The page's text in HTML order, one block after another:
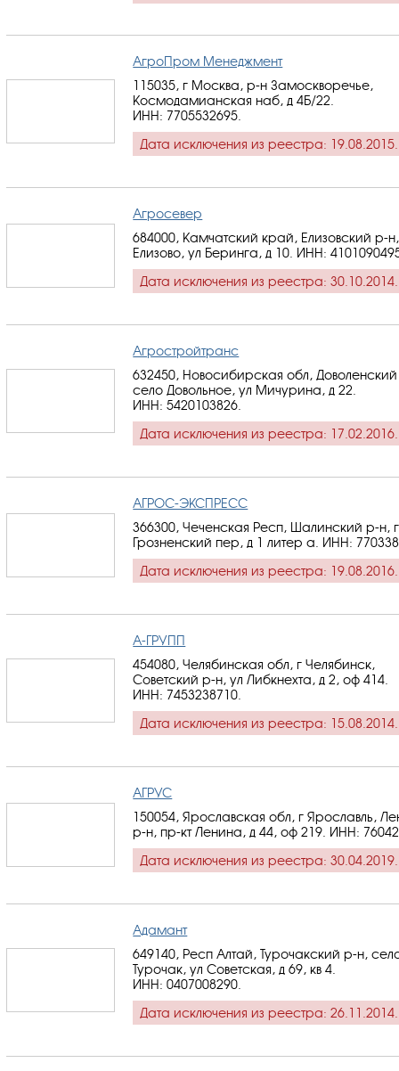
АгроПром Менеджмент
115035, г Москва, р-н Замоскворечье,
Космодамианская наб, д 4Б/22.
ИНН: 7705532695
Дата исключения из реестра: 19.08.2015.
Агросевер
684000, Камчатский край, Елизовский р-
Елизово, ул Беринга, д 10. ИНН:
Дата исключения из реестра: 30.10.2014.
Агростройтранс
632450, Новосибирская обл,
село Довольное, ул Мичурина, д 22.
ИНН: 5420103826
Дата исключения из реестра: 17.02.2016.
АГРОС-ЭКСПРЕСС
366300, Чеченская Респ, Шалинский р-н,
Грозненский пер, д 1 литер а. ИНН:
Дата исключения из реестра: 19.08.2016.
А-ГРУПП
454080, Челябинская обл, г Челябинск,
Советский р-н, ул Либкнехта, д 2, оф 414.
ИНН: 7453238710
Дата исключения из реестра: 15.08.2014.
АГРУС
150054, Ярославская обл, г Ярославль,
р-н, пр-кт Ленина, д 44, оф 219. ИНН:
Дата исключения из реестра: 30.04.2019.
Адамант
649140, Респ Алтай, Турочакский р-н,
Турочак, ул Советская, д 69, кв 4.
ИНН: 0407008290
Дата исключения из реестра: 26.11.2014.